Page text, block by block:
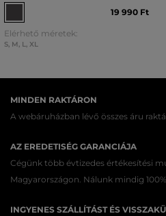
19 990 Ft
Elérhető méretek:
S, M, L, XL
MINDEN RAKTÁRON
A webáruházban lévő összes áru
AZ EREDETISÉG GARANCIÁJA
Cégünk több évtizedes értékesítési
Magyarországon. Nálunk mindig
INGYENES SZÁLLÍTÁST ÉS